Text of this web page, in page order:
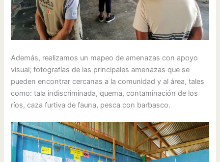
Además, realizamos un mapeo de amenazas con apoyo
visual; fotografías de las principales amenazas que se
pueden encontrar cercanas a la comunidad y al área, tales
como: tala indiscriminada, quema, contaminación de los
ríos, caza furtiva de fauna, pesca con barbasco.